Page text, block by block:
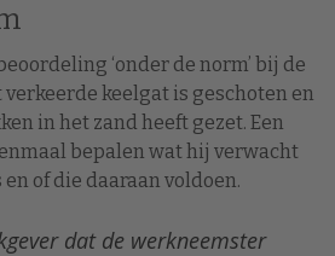
‘onder de norm’ bij de
keelgat is geschoten en
in het zand heeft gezet. Een
bepalen wat hij verwacht
of die daaraan voldoen.
dat de werkneemster